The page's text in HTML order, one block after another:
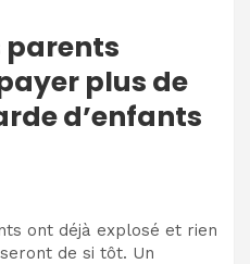
parents
plus de
d’enfants
ont déjà explosé et rien
de si tôt. Un